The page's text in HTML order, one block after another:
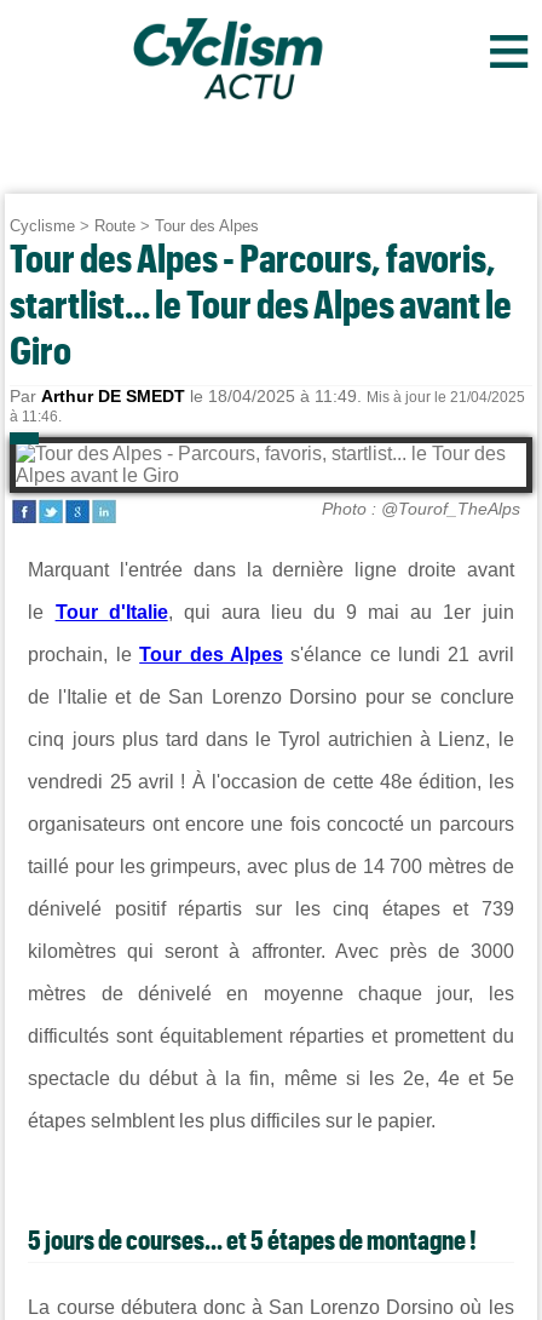
≡
Cyclisme > Route >Tour des Alpes
Tour des Alpes - Parcours, favoris,
startlist... le Tour des Alpes avant le
Giro
ParArthur DE SMEDT le 18/04/2025 à 11:49.
Mis à jour le 21/04/2025
à 11:46.
Photo : @Tourof_TheAlps
Marquant l'entrée dans la dernière ligne droite avant
le Tour d'Italie, qui aura lieu du 9 mai au 1er juin
prochain, leTour des Alpess'élance ce lundi 21 avril
de l'Italie et de San Lorenzo Dorsino pour se conclure
cinq jours plus tard dans le Tyrol autrichien à Lienz, le
vendredi 25 avril ! À l'occasion de cette 48e édition, les
organisateurs ont encore une fois concocté un parcours
taillé pour les grimpeurs, avec plus de 14 700 mètres de
dénivelé positif répartis sur les cinq étapes et 739
kilomètres qui seront à affronter. Avec près de 3000
mètres de dénivelé en moyenne chaque jour, les
difficultés sont équitablement réparties et promettent du
spectacle du début à la fin, même si les 2e, 4e et 5e
étapes selmblent les plus difficiles sur le papier.
5 jours de courses... et 5 étapes de montagne !
La course débutera donc à San Lorenzo Dorsino où les